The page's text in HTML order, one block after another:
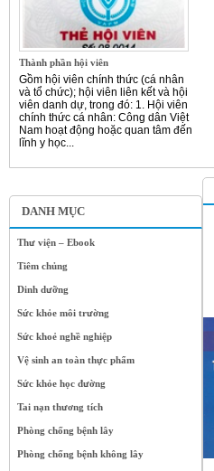
DANH MỤC
Thư viện – Ebook
Tiêm chủng
Dinh dưỡng
Sức khỏe môi trường
Sức khoẻ nghề nghiệp
Vệ sinh an toàn thực phẩm
Sức khỏe học đường
Tai nạn thương tích
Phòng chống bệnh lây
Phòng chống bệnh không lây
Thành phần hội viên
Gồm hội viên chính thức (cá nhân
và tổ chức); hội viên liên kết và hội
viên danh dự, trong đó: 1. Hội viên
chính thức cá nhân: Công dân Việt
Nam hoạt động hoặc quan tâm đến
lĩnh y học...